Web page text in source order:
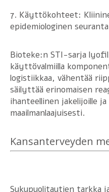
7. Käyttökohteet:
epidemiologinen
Bioteke:n STI-sarja
käyttövalmiilla
logistiikkaa, vähentää
säilyttää erinomaisen
ihanteellinen jakelijoille
maailmanlaajuisesti.
Kansanterveyden
Sukupuolitautien tarkka